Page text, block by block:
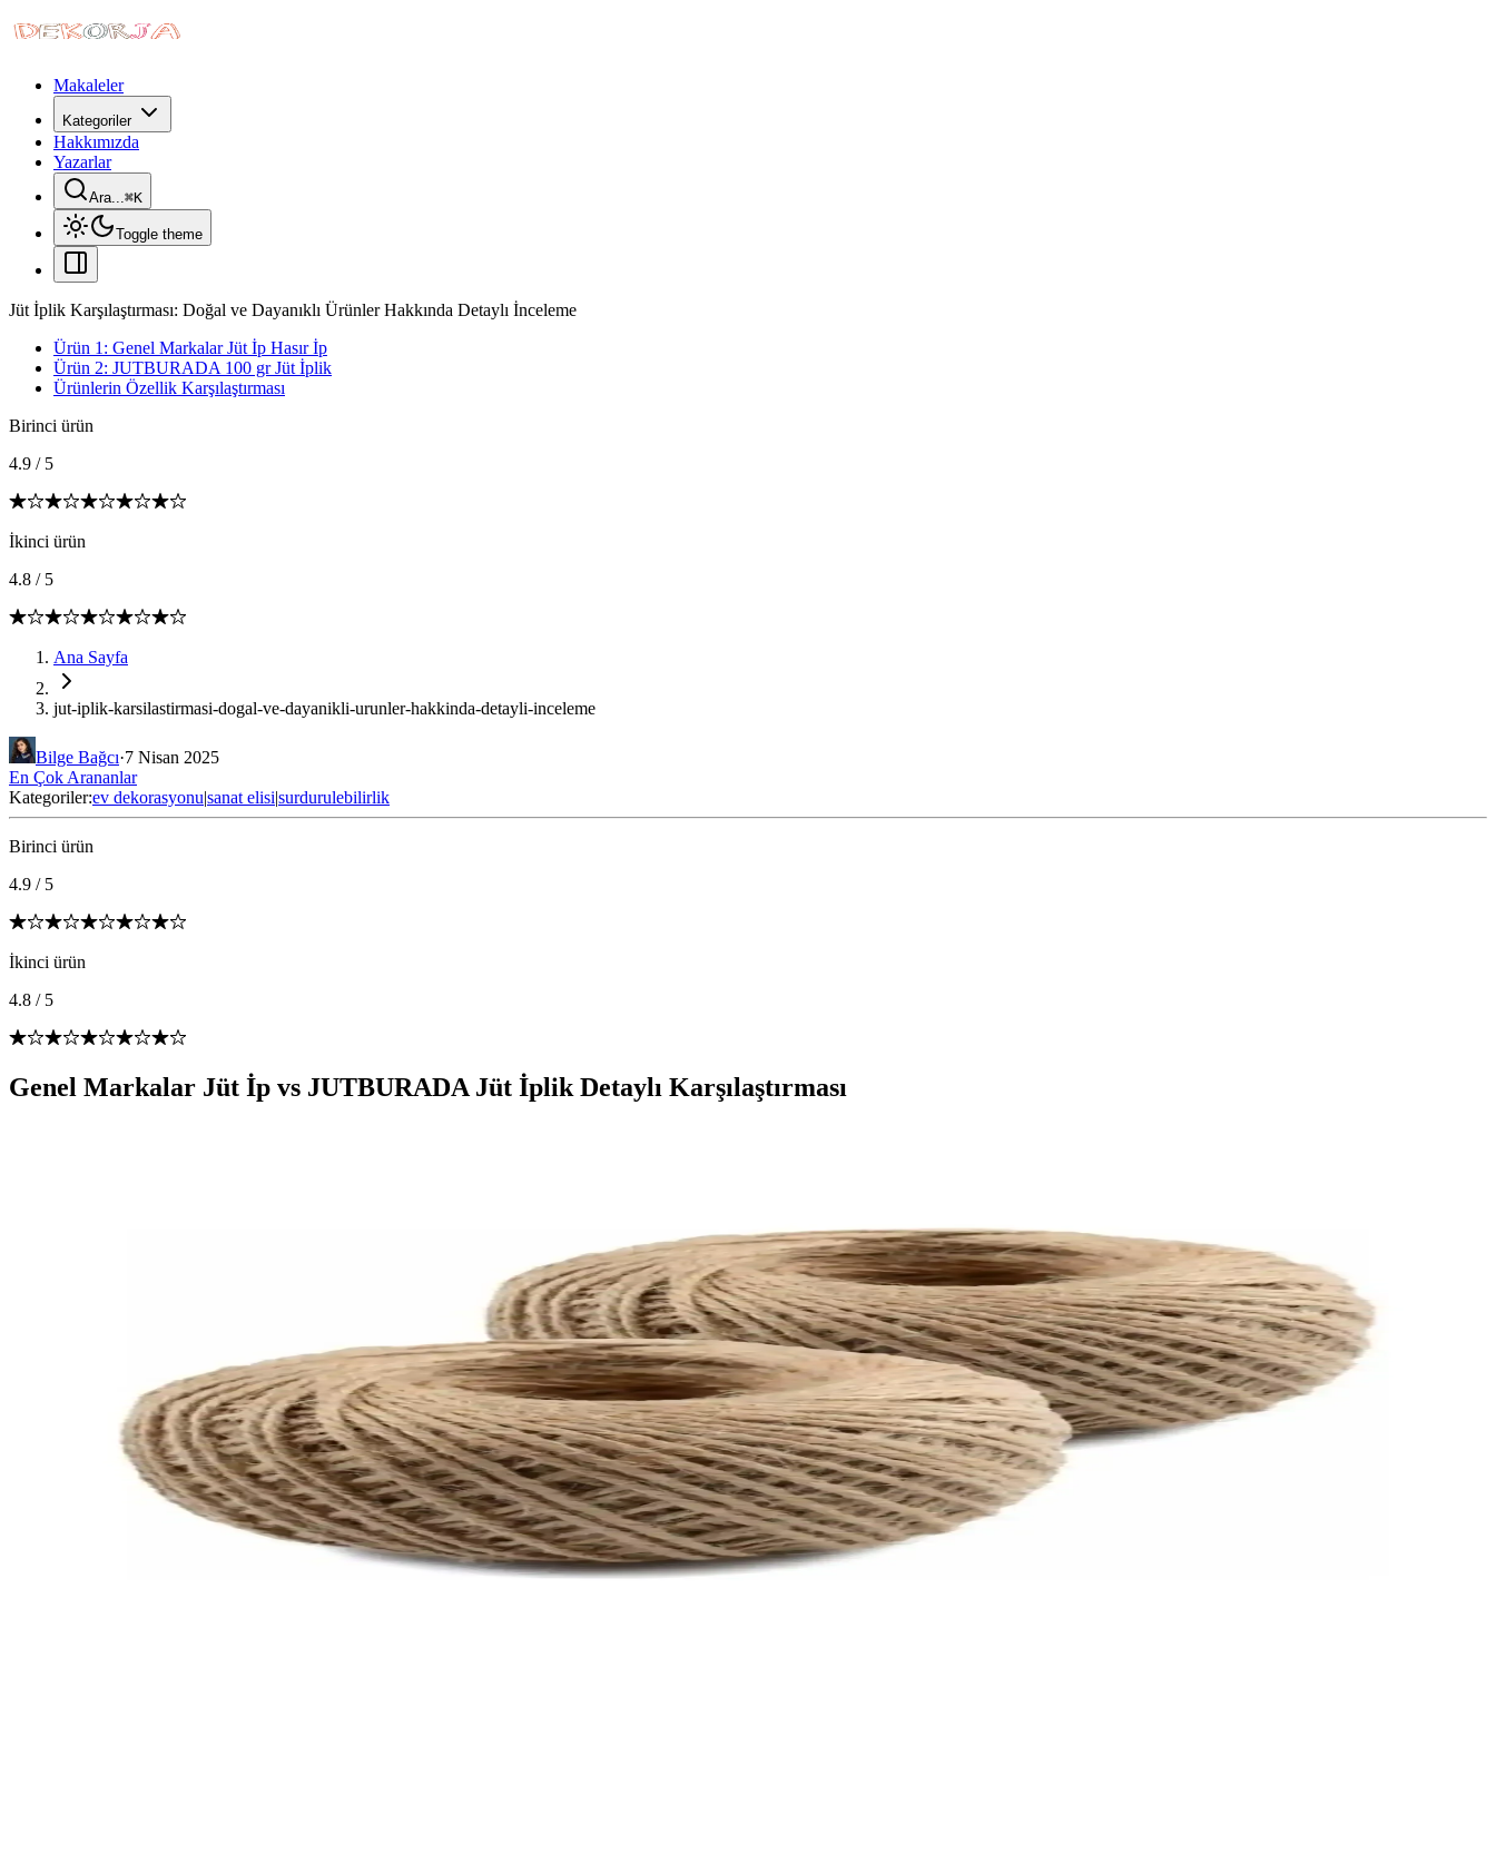
Makaleler
Kategoriler
Hakkımızda
Yazarlar
Ara...⌘K
Toggle theme
Jüt İplik Karşılaştırması: Doğal ve Dayanıklı Ürünler Hakkında Detaylı İnceleme
Ürün 1: Genel Markalar Jüt İp Hasır İp
Ürün 2: JUTBURADA 100 gr Jüt İplik
Ürünlerin Özellik Karşılaştırması
Birinci ürün
4.9 / 5
İkinci ürün
4.8 / 5
Ana Sayfa
jut-iplik-karsilastirmasi-dogal-ve-dayanikli-urunler-hakkinda-detayli-inceleme
Bilge Bağcı·7 Nisan 2025
En Çok Arananlar
Kategoriler:ev dekorasyonu|sanat elisi|surdurulebilirlik
Birinci ürün
4.9 / 5
İkinci ürün
4.8 / 5
Genel Markalar Jüt İp vs JUTBURADA Jüt İplik Detaylı Karşılaştırması